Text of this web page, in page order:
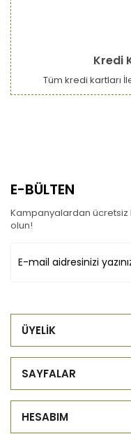
Kredi
Tüm kredi kartları
E-BÜLTEN
Kampanyalardan
olun!
ÜYELİK
SAYFALAR
HESABIM